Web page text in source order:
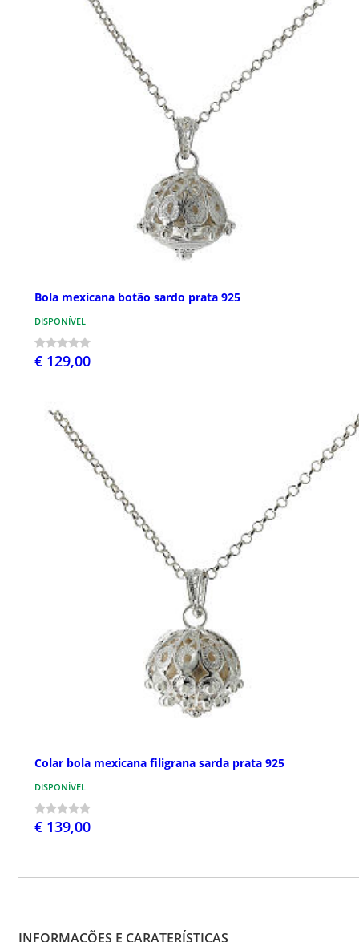
Bola mexicana botão sardo prata 925
DISPONÍVEL
€ 129,00
Colar bola mexicana filigrana sarda prata 925
DISPONÍVEL
€ 139,00
INFORMAÇÕES E CARATERÍSTICAS